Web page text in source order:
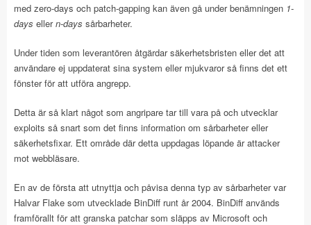
med zero-days och patch-gapping kan även gå under benämningen 1-
days ellern-days sårbarheter.
Under tiden som leverantören åtgärdar säkerhetsbristen eller det att
användare ej uppdaterat sina system eller mjukvaror så finns det ett
fönster för att utföra angrepp.
Detta är så klart något som angripare tar till vara på och utvecklar
exploits så snart som det finns information om sårbarheter eller
säkerhetsfixar. Ett område där detta uppdagas löpande är attacker
mot webbläsare.
En av de första att utnyttja och påvisa denna typ av sårbarheter var
Halvar Flake som utvecklade BinDiff runt år 2004. BinDiff används
framförallt för att granska patchar som släpps av Microsoft och